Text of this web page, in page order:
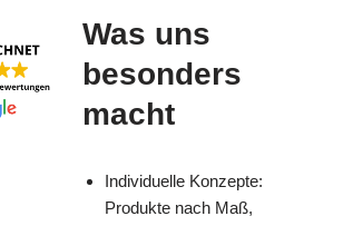
Was uns
besonders
macht
Individuelle Konzepte:
Produkte nach Maß,